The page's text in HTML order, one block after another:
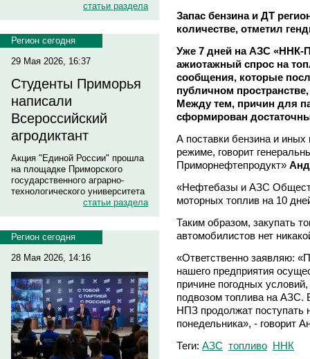
статьи раздела
Регион сегодня
29 Мая 2026, 16:37
Студенты Приморья
написали
Всероссийский
агродиктант
Акция "Единой России" прошла
на площадке Приморского
государственного аграрно-
технологического университета
статьи раздела
Регион сегодня
28 Мая 2026, 14:16
Запас бензина и ДТ
количестве, отметил
Уже 7 дней на АЗС «ННК-
ажиотажный спрос на
сообщения, которые
публичном
Между тем, причин для
сформирован
А поставки бензина и
режиме, говорит
Приморнефтепродукт»
«Нефтебазы и АЗС
моторных топлив на 10
Таким образом, закупать
автомобилистов нет
«Ответственно заявляю:
нашего предприятия
причине погодных
подвозом топлива на АЗС.
НПЗ продолжат
понедельника», - говорит
Теги: АЗС топливо ННК